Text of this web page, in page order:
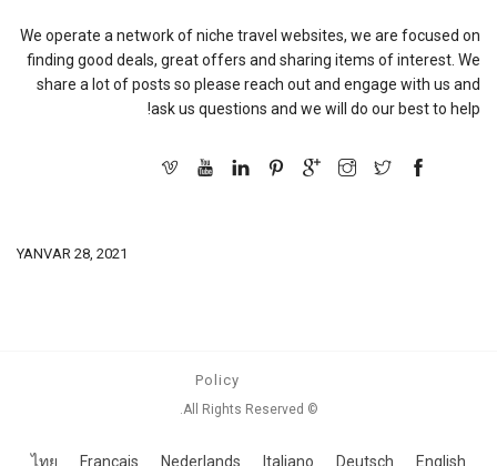
We operate a network of niche travel websites, we are focused on
finding good deals, great offers and sharing items of interest. We
share a lot of posts so please reach out and engage with us and
ask us questions and we will do our best to help!
YANVAR 28, 2021
Policy
© All Rights Reserved.
English
Deutsch
Italiano
Nederlands
Français
ไทย